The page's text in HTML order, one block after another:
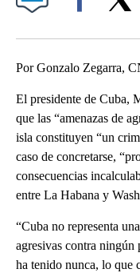
Por Gonzalo Zegarra,
El presidente de Cuba,
que las “amenazas de
isla constituyen “un
caso de concretarse,
consecuencias
entre La Habana y
“Cuba no representa
agresivas contra
ha tenido nunca, lo que